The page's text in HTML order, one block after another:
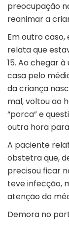
preocupação
reanimar a
Em outro caso,
relata que
15. Ao chegar
casa pelo
da criança
mal, voltou ao
“porca” e
outra hora
A paciente
obstetra que,
precisou ficar
teve infecção,
atenção do
Demora no